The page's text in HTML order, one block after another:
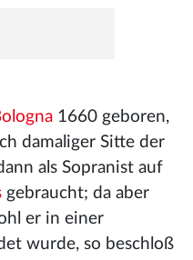
1660 geboren,
damaliger Sitte der
als Sopranist auf
gebraucht; da aber
er in einer
wurde, so beschloß